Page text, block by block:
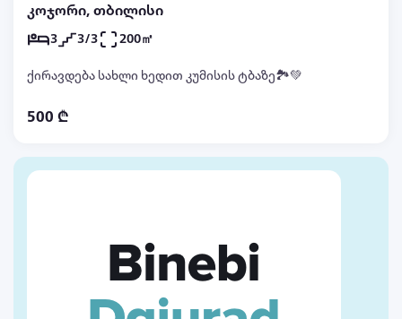
კოჯორი, თბილისი
3 3/3 200㎡
ქირავდება სახლი ხედით კუმისის ტბაზე🏞💚
500 ₾